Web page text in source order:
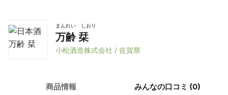
まんれい しおり
万齢 栞
小松酒造株式会社 / 佐賀県
商品情報 みんなの口コミ (0)